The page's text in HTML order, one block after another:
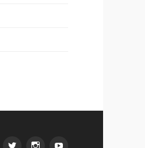
TwitterInstagramyoutube